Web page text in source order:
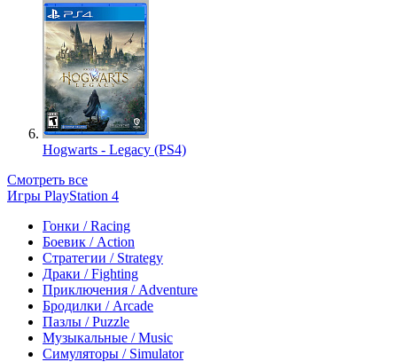
Hogwarts - Legacy (PS4)
Смотреть все
Игры PlayStation 4
Гонки / Racing
Боевик / Action
Стратегии / Strategy
Драки / Fighting
Приключения / Adventure
Бродилки / Arcade
Пазлы / Puzzle
Музыкальные / Music
Симуляторы / Simulator